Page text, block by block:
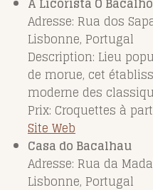
Adresse: Rua dos
Lisbonne, Portugal
Description: Lieu
de morue, cet
moderne des
Prix: Croquettes à
Site Web
Casa do Bacalhau
Adresse: Rua da
Lisbonne, Portugal